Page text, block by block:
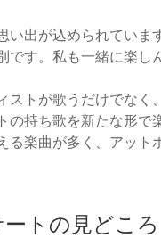
い出が込められてい
です。私も一緒に楽し
ストが歌うだけでな
の持ち歌を新たな形で
楽曲が多く、アット
トの見どころ